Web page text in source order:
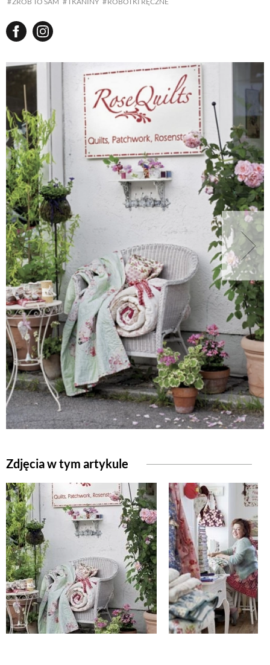
Zdjęcia w tym artykule